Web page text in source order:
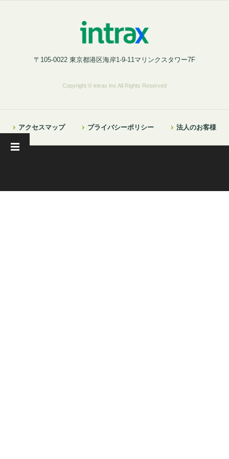
〒105-0022 東京都港区海岸1-9-11マリンクスタワー7F
Copyright © intrax Inc All Rights Reserved
アクセスマップ プライバシーポリシー 法人のお客様